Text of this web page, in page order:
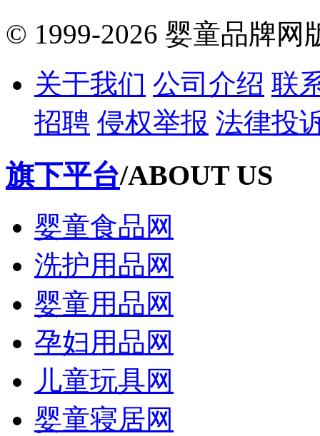
© 1999-2026 婴童品牌网
关于我们 公司介绍 联
招聘 侵权举报 法律投
旗下平台/ABOUT US
婴童食品网
洗护用品网
婴童用品网
孕妇用品网
儿童玩具网
婴童寝居网